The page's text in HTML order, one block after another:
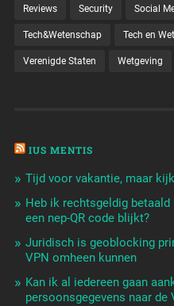
Reviews Security Social
Tech&Wetenschap Tech en
Verenigde Staten Wetgeving
IUS MENTIS
Tijd voor vakantie, maar
Heb ik rechtsgeldig
een nep-QR code blijkt?
Juridisch is geoblocking
VPN omheen kunnen
Kan ik al iedereen gaan
persoonsgegevens naar de